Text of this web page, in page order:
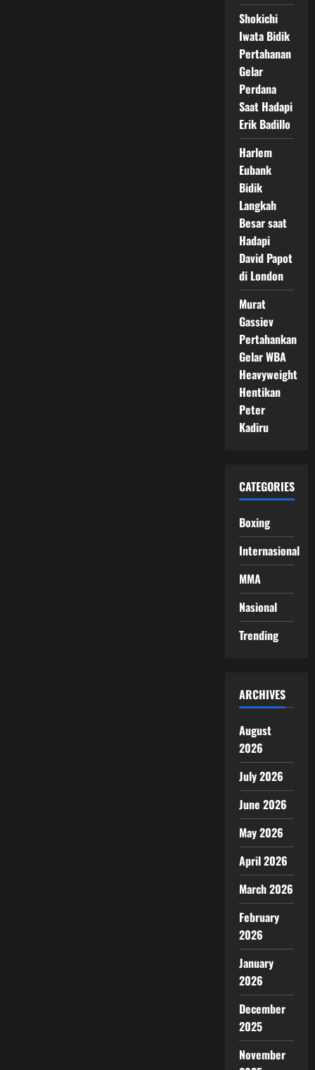
Shokichi
Iwata Bidik
Pertahanan
Gelar
Perdana
Saat Hadapi
Erik Badillo
Harlem
Eubank
Bidik
Langkah
Besar saat
Hadapi
David Papot
di London
Murat
Gassiev
Pertahankan
Gelar WBA
Heavyweight
Hentikan
Peter
Kadiru
CATEGORIES
Boxing
Internasional
MMA
Nasional
Trending
ARCHIVES
August
2026
July 2026
June 2026
May 2026
April 2026
March 2026
February
2026
January
2026
December
2025
November